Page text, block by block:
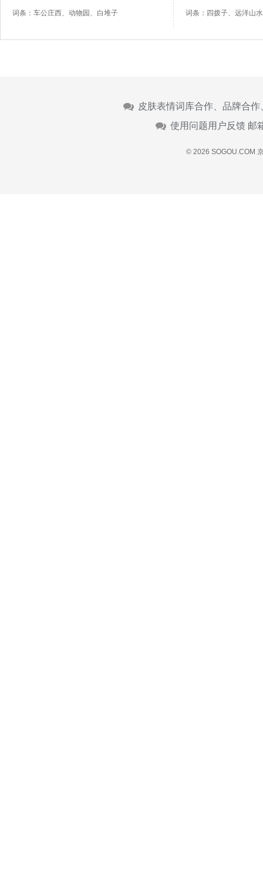
词条：车公庄西、动物园、白堆子 词条：四拨子、远洋山
皮肤表情词库合作、品牌合
使用问题用户反馈 邮
© 2026 SOGOU.COM